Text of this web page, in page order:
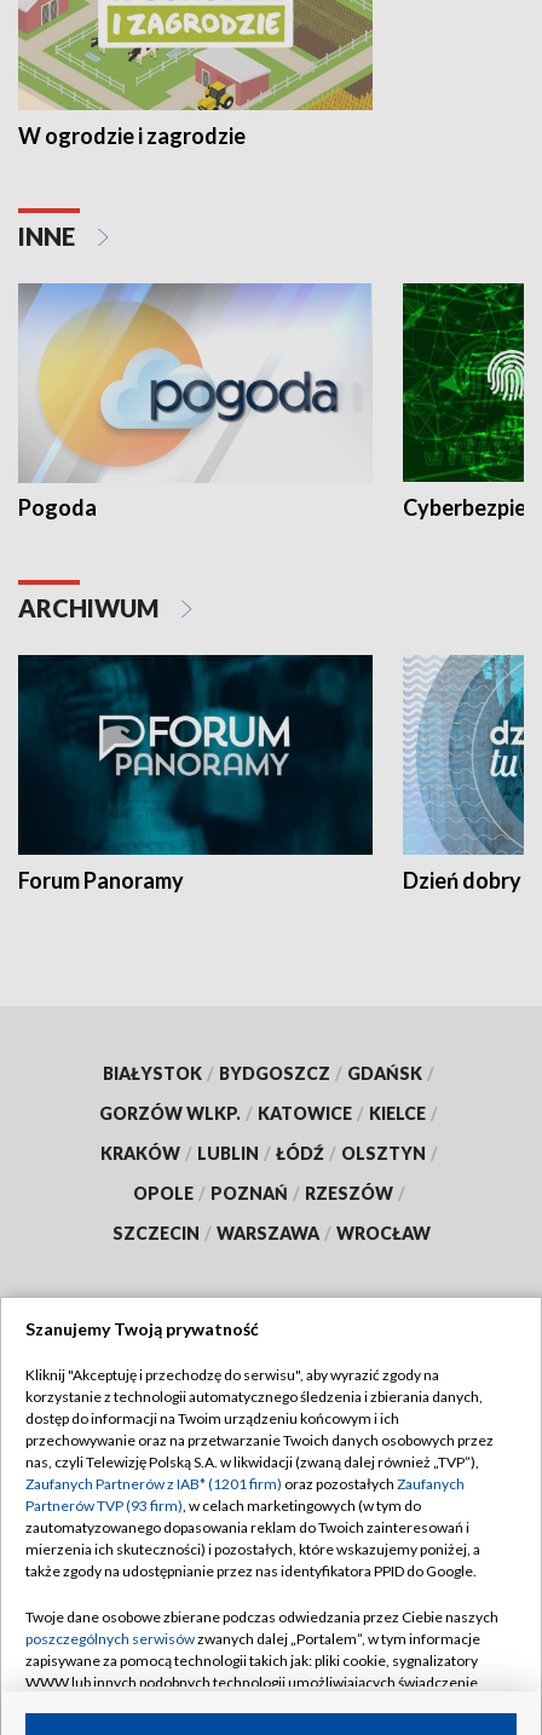
W ogrodzie i zagrodzie
INNE
Pogoda
ARCHIWUM
Forum Panoramy Dzień dobry
BIAŁYSTOK / BYDGOSZCZ / GDAŃSK /
GORZÓW WLKP. / KATOWICE / KIELCE /
KRAKÓW / LUBLIN / ŁÓDŹ / OLSZTYN /
OPOLE / POZNAŃ / RZESZÓW /
SZCZECIN / WARSZAWA / WROCŁAW
TVP
Abonament TVP
Emisja w TVP
Centrum informacji TVP
Naziemna Telewizja Cyfrowa
Rada Programowa
System NOS
Informacje o nadawcy
Regulamin TVP
Polityka prywatności
Moje zgody
Pomoc
Kontakt
Kanały
Szanujemy Twoją prywatność
Kliknij "Akceptuję i przechodzę do serwisu", aby wyrazić zgody na
korzystanie z technologii automatycznego śledzenia i zbierania danych,
dostęp do informacji na Twoim urządzeniu końcowym i ich
przechowywanie oraz na przetwarzanie Twoich danych osobowych przez
nas, czyli Telewizję Polską S.A. w likwidacji (zwaną dalej również „TVP”),
Zaufanych Partnerów z IAB* (1201 firm) oraz pozostałych Zaufanych
Partnerów TVP (93 firm), w celach marketingowych (w tym do
zautomatyzowanego dopasowania reklam do Twoich zainteresowań i
mierzenia ich skuteczności) i pozostałych, które wskazujemy poniżej, a
także zgody na udostępnianie przez nas identyfikatora PPID do Google.
Twoje dane osobowe zbierane podczas odwiedzania przez Ciebie naszych
poszczególnych serwisówzwanych dalej „Portalem”, w tym informacje
zapisywane za pomocą technologii takich jak: pliki cookie, sygnalizatory
WWW lub innych podobnych technologii umożliwiających świadczenie